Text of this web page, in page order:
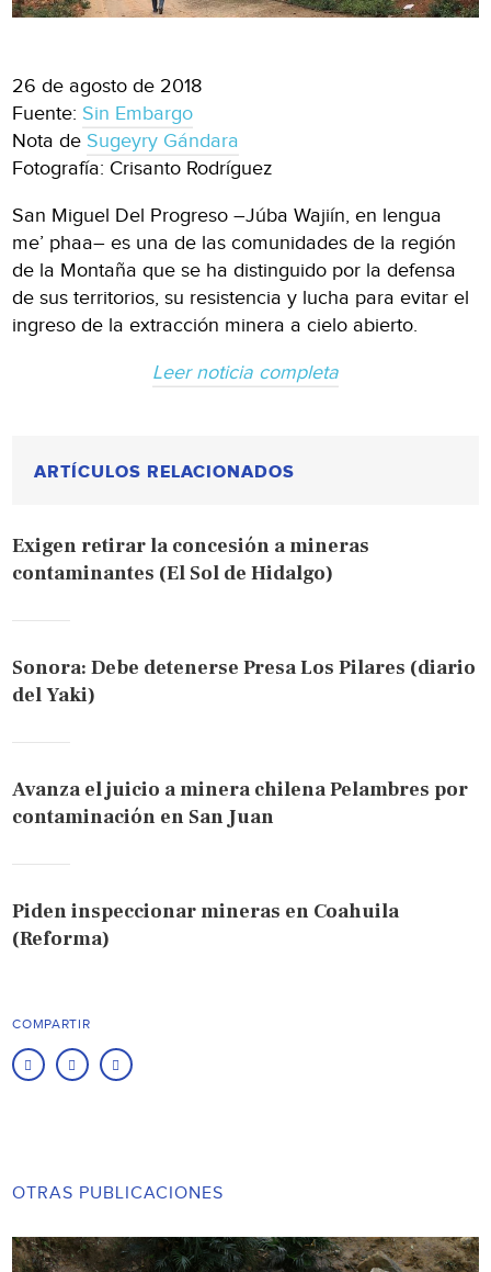
26 de agosto de 2018
Fuente: Sin Embargo
Nota de Sugeyry Gándara
Fotografía: Crisanto Rodríguez
San Miguel Del Progreso –Júba Wajiín, en lengua
me’ phaa– es una de las comunidades de la región
de la Montaña que se ha distinguido por la defensa
de sus territorios, su resistencia y lucha para evitar el
ingreso de la extracción minera a cielo abierto.
Leer noticia completa
ARTÍCULOS RELACIONADOS
Exigen retirar la concesión a mineras
contaminantes (El Sol de Hidalgo)
Sonora: Debe detenerse Presa Los Pilares (diario
del Yaki)
Avanza el juicio a minera chilena Pelambres por
contaminación en San Juan
Piden inspeccionar mineras en Coahuila
(Reforma)
COMPARTIR
OTRAS PUBLICACIONES